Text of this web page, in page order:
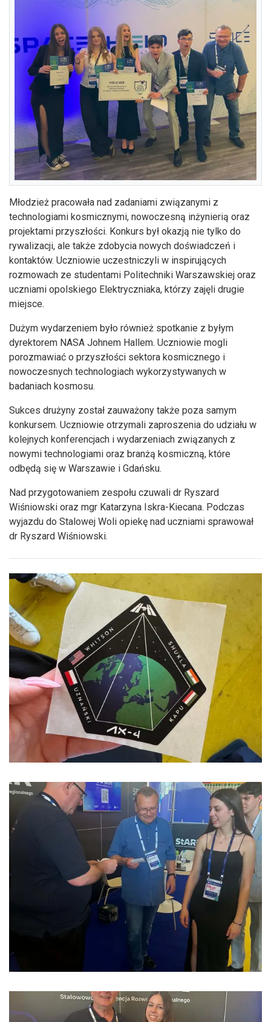
Młodzież pracowała nad zadaniami związanymi z
technologiami kosmicznymi, nowoczesną inżynierią oraz
projektami przyszłości. Konkurs był okazją nie tylko do
rywalizacji, ale także zdobycia nowych doświadczeń i
kontaktów. Uczniowie uczestniczyli w inspirujących
rozmowach ze studentami Politechniki Warszawskiej oraz
uczniami opolskiego Elektryczniaka, którzy zajęli drugie
miejsce.
Dużym wydarzeniem było również spotkanie z byłym
dyrektorem NASA Johnem Hallem. Uczniowie mogli
porozmawiać o przyszłości sektora kosmicznego i
nowoczesnych technologiach wykorzystywanych w
badaniach kosmosu.
Sukces drużyny został zauważony także poza samym
konkursem. Uczniowie otrzymali zaproszenia do udziału w
kolejnych konferencjach i wydarzeniach związanych z
nowymi technologiami oraz branżą kosmiczną, które
odbędą się w Warszawie i Gdańsku.
Nad przygotowaniem zespołu czuwali dr Ryszard
Wiśniowski oraz mgr Katarzyna Iskra-Kiecana. Podczas
wyjazdu do Stalowej Woli opiekę nad uczniami sprawował
dr Ryszard Wiśniowski.